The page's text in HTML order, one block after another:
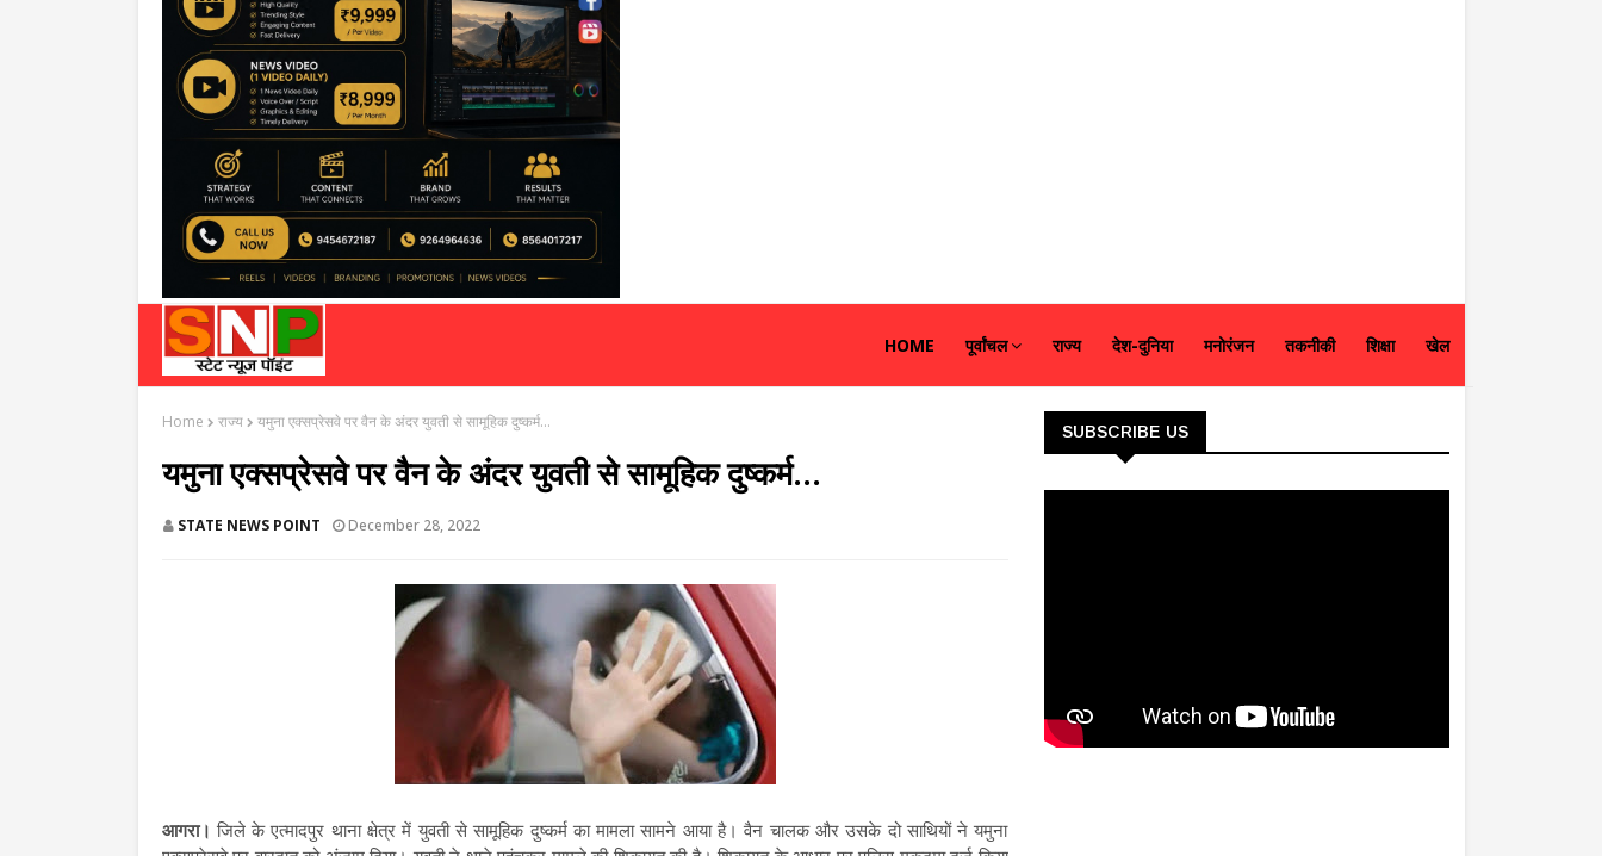
HOME पूर्वांचल राज्य देश-दुनिया मनोरंजन तकनीकी शिक्षा खेल
Home राज्य यमुना एक्सप्रेसवे पर वैन के अंदर युवती से सामूहिक दुष्कर्म...
यमुना एक्सप्रेसवे पर वैन के अंदर युवती से सामूहिक दुष्कर्म...
STATE NEWS POINT December 28, 2022
आगरा। जिले के एत्मादपुर थाना क्षेत्र में युवती से सामूहिक दुष्कर्म का मामला सामने आया है। वैन चालक और उसके दो साथियों ने यमुना
SUBSCRIBE US